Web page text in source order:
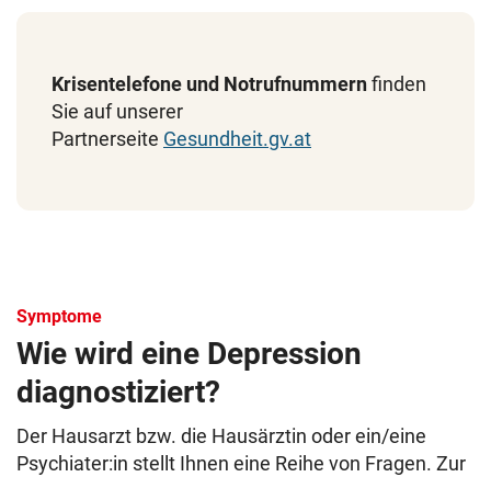
Krisentelefone und Notrufnummernfinden
Sie auf unserer
Partnerseite Gesundheit.gv.at
Symptome
Wie wird eine Depression
diagnostiziert?
Der Hausarzt bzw. die Hausärztin oder ein/eine
Psychiater:in stellt Ihnen eine Reihe von Fragen. Zur